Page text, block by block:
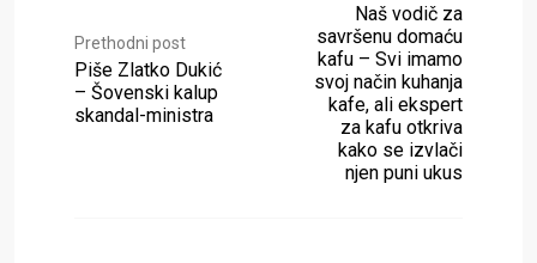
Prethodni post
Piše Zlatko Dukić
– Šovenski kalup
skandal-ministra
Naš vodič za
savršenu domaću
kafu – Svi imamo
svoj način kuhanja
kafe, ali ekspert
za kafu otkriva
kako se izvlači
njen puni ukus